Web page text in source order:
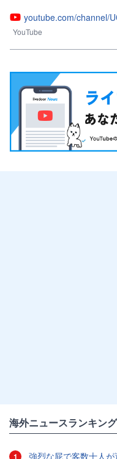
youtube.com/channel/
YouTube
海外ニュースランキング
1 強烈な屁で客数十人